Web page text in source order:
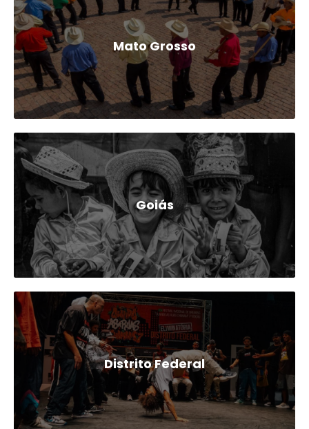
Mato Grosso
Goiás
Distrito Federal